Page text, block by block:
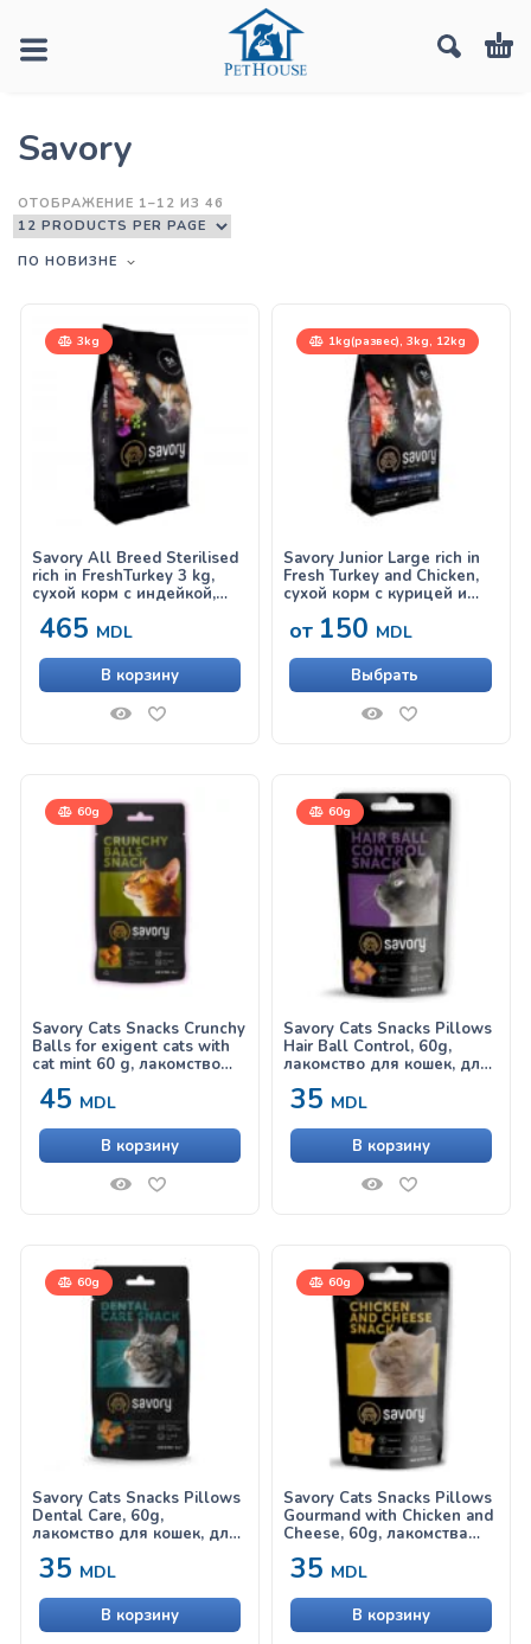
Savory
ОТОБРАЖЕНИЕ 1–12 ИЗ 46
ПО НОВИЗНЕ
3kg
Savory All Breed Sterilised
rich in FreshTurkey 3 kg,
сухой корм с индейкой,
стерилизованных собак
465 MDL
В корзину
1kg(развес), 3kg, 12kg
Savory Junior Large rich in
Fresh Turkey and Chicken,
сухой корм с курицей и
крупных пород
от 150 MDL
Выбрать
60g
Savory Cats Snacks Crunchy
Balls for exigent cats with
cat mint 60 g, лакомство
45 MDL
В корзину
60g
Savory Cats Snacks Pillows
Hair Ball Control, 60g,
лакомство для кошек, для
шерстяных комочков
35 MDL
В корзину
60g
Savory Cats Snacks Pillows
Dental Care, 60g,
лакомство для кошек, для
зубов
35 MDL
В корзину
60g
Savory Cats Snacks Pillows
Gourmand with Chicken and
Cheese, 60g, лакомства
сыром
35 MDL
В корзину